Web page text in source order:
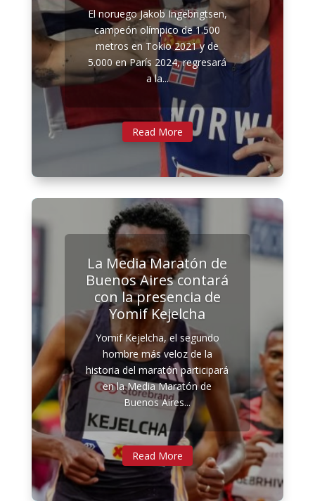
El noruego Jakob Ingebrigtsen,
campeón olímpico de 1.500
metros en Tokio 2021 y de
5.000 en París 2024, regresará
a la...
Read More
La Media Maratón de
Buenos Aires contará
con la presencia de
Yomif Kejelcha
Yomif Kejelcha, el segundo
hombre más veloz de la
historia del maratón participará
en la Media Maratón de
Buenos Aires...
Read More